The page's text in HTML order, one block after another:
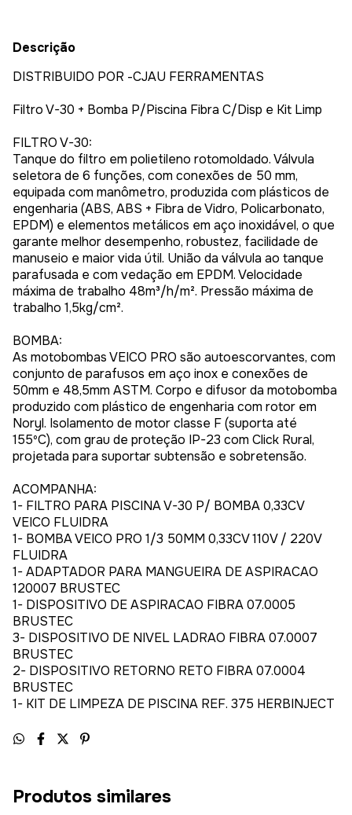
Descrição
DISTRIBUIDO POR -CJAU FERRAMENTAS
Filtro V-30 + Bomba P/Piscina Fibra C/Disp e Kit Limp
FILTRO V-30:
Tanque do filtro em polietileno rotomoldado. Válvula
seletora de 6 funções, com conexões de 50 mm,
equipada com manômetro, produzida com plásticos de
engenharia (ABS, ABS + Fibra de Vidro, Policarbonato,
EPDM) e elementos metálicos em aço inoxidável, o que
garante melhor desempenho, robustez, facilidade de
manuseio e maior vida útil. União da válvula ao tanque
parafusada e com vedação em EPDM. Velocidade
máxima de trabalho 48m³/h/m². Pressão máxima de
trabalho 1,5kg/cm².
BOMBA:
As motobombas VEICO PRO são autoescorvantes, com
conjunto de parafusos em aço inox e conexões de
50mm e 48,5mm ASTM. Corpo e difusor da motobomba
produzido com plástico de engenharia com rotor em
Noryl. Isolamento de motor classe F (suporta até
155ºC), com grau de proteção IP-23 com Click Rural,
projetada para suportar subtensão e sobretensão.
ACOMPANHA:
1- FILTRO PARA PISCINA V-30 P/ BOMBA 0,33CV
VEICO FLUIDRA
1- BOMBA VEICO PRO 1/3 50MM 0,33CV 110V / 220V
FLUIDRA
1- ADAPTADOR PARA MANGUEIRA DE ASPIRACAO
120007 BRUSTEC
1- DISPOSITIVO DE ASPIRACAO FIBRA 07.0005
BRUSTEC
3- DISPOSITIVO DE NIVEL LADRAO FIBRA 07.0007
BRUSTEC
2- DISPOSITIVO RETORNO RETO FIBRA 07.0004
BRUSTEC
1- KIT DE LIMPEZA DE PISCINA REF. 375 HERBINJECT
Produtos similares